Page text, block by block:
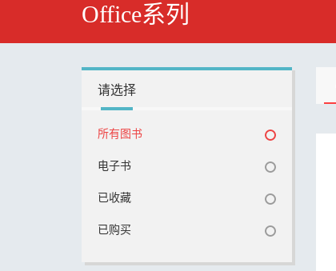
Office系列
请选择
所有图书
电子书
已收藏
已购买